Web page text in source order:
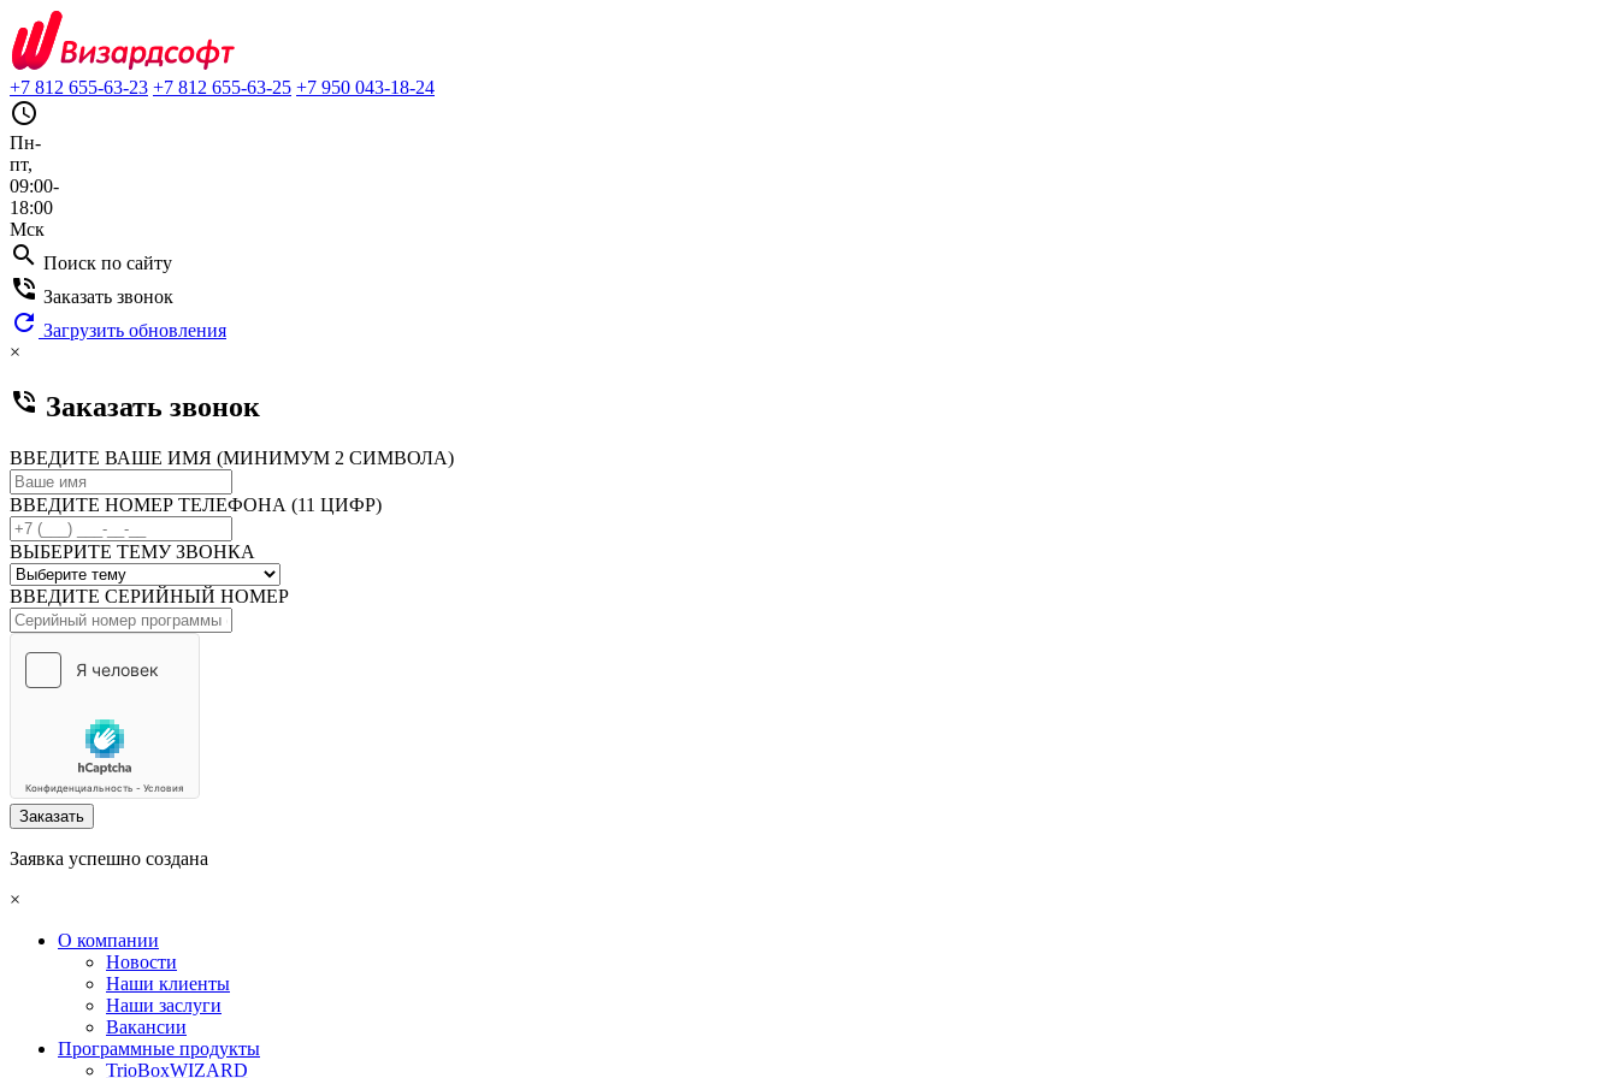
+7 812 655-63-23 +7 812 655-63-25 +7 950 043-18-24
query_builder
Пн-
пт,
09:00-
18:00
Мск
search Поиск по сайту
phone_in_talk Заказать звонок
refresh Загрузить обновления
×
phone_in_talk Заказать звонок
ВВЕДИТЕ ВАШЕ ИМЯ (МИНИМУМ 2 СИМВОЛА)
ВВЕДИТЕ НОМЕР ТЕЛЕФОНА (11 ЦИФР)
ВЫБЕРИТЕ ТЕМУ ЗВОНКА
ВВЕДИТЕ СЕРИЙНЫЙ НОМЕР
Заказать
Заявка успешно создана
×
О компании
Новости
Наши клиенты
Наши заслуги
Вакансии
Программные продукты
TrioBoxWIZARD